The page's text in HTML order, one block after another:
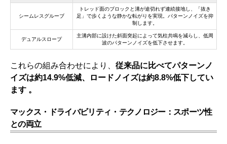
シームレスグルーブ
トレッド面のブロックと溝が途切れず連続接地し、「抜き
足」で歩くような静かな転がりを実現。パターンノイズを抑
制します。
デュアルスロープ
主溝内部に設けた斜面突起によって気柱共鳴を減らし、低周
波のパターンノイズを低下させます。
これらの組み合わせにより、 従来品に比べてパターンノ
イズは約14.9%低減、ロードノイズは約8.8%低下してい
ます 。
マックス・ドライバビリティ・テクノロジー：スポーツ性
との両立